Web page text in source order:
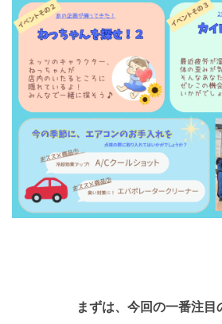
まずは、今回の一番注目